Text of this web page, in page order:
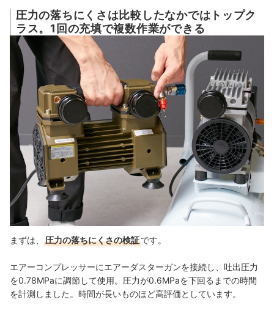
圧力の落ちにくさは比較したなかではトップク
ラス。1回の充填で複数作業ができる
まずは、 圧力の落ちにくさの検証です。
エアーコンプレッサーにエアーダスターガンを接続し、吐出圧力
を0.78MPaに調節して使用。圧力が0.6MPaを下回るまでの時間
を計測しました。時間が長いものほど高評価としています。